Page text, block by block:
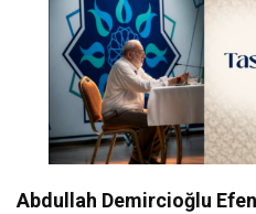
Abdullah Demircioğlu